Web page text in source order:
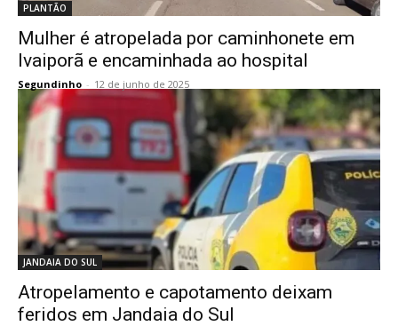
PLANTÃO
Mulher é atropelada por caminhonete em
Ivaiporã e encaminhada ao hospital
Segundinho - 12 de junho de 2025
JANDAIA DO SUL
Atropelamento e capotamento deixam
feridos em Jandaia do Sul